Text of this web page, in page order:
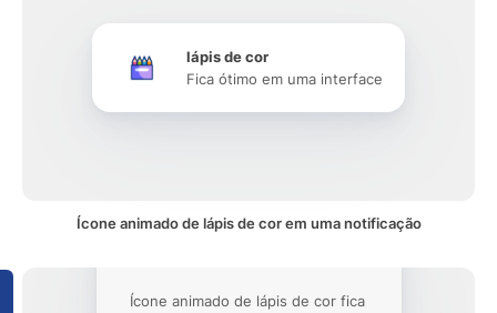
lápis de cor
Fica ótimo em uma interface
Ícone animado de lápis de cor em uma notificação
Ícone animado de lápis de cor fica